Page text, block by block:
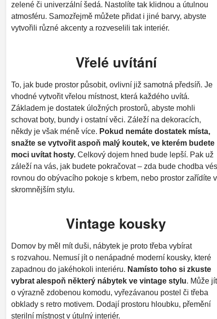
zelené či univerzální šedá. Nastolíte tak klidnou a útulnou
atmosféru. Samozřejmě můžete přidat i jiné barvy, abyste
vytvořili různé akcenty a rozveselili tak interiér.
Vřelé uvítání
To, jak bude prostor působit, ovlivní již samotná předsíň. Je
vhodné vytvořit vřelou místnost, která každého uvítá.
Základem je dostatek úložných prostorů, abyste mohli
schovat boty, bundy i ostatní věci. Záleží na dekoracích,
někdy je však méně více. Pokud nemáte dostatek místa,
snažte se vytvořit aspoň malý koutek, ve kterém budete
moci uvítat hosty. Celkový dojem hned bude lepší. Pak už
záleží na vás, jak budete pokračovat – zda bude chodba
rovnou do obývacího pokoje s krbem, nebo prostor zařídíte
skromnějším stylu.
Vintage kousky
Domov by měl mít duši, nábytek je proto třeba vybírat
s rozvahou. Nemusí jít o nenápadné moderní kousky, které
zapadnou do jakéhokoli interiéru. Namísto toho si zkuste
vybrat alespoň některý nábytek ve vintage stylu. Může jít
o výrazně zdobenou komodu, vyřezávanou postel či třeba
obklady s retro motivem. Dodají prostoru hloubku, přemění
sterilní místnost v útulný interiér.